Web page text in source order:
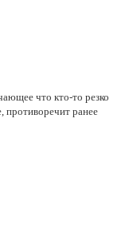
что кто-то резко
противоречит ранее